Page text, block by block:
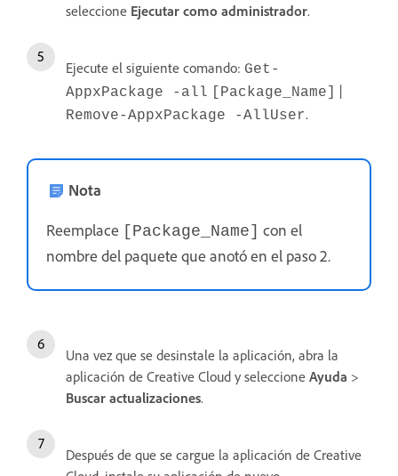
seleccione Ejecutar como administrador.
Ejecute el siguiente comando: Get-
AppxPackage -all
[Package_Name] |
Remove-AppxPackage -AllUser.
Nota
Reemplace [Package_Name] con el
nombre del paquete que anotó en el paso 2.
Una vez que se desinstale la aplicación, abra la
aplicación de Creative Cloud y seleccione Ayuda >
Buscar actualizaciones.
Después de que se cargue la aplicación de Creative